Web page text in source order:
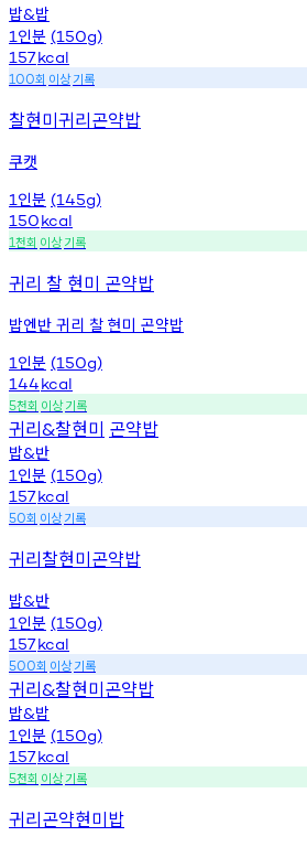
밥&밥
1 인분 (150g)
157kcal
100회 이상기록
찰현미귀리곤약밥
쿠캣
1 인분 (145g)
150kcal
1천회 이상기록
귀리 찰 현미 곤약밥
밥엔반 귀리 찰 현미 곤약밥
1 인분 (150g)
144kcal
5천회 이상기록
귀리&찰현미 곤약밥
밥&반
1 인분 (150g)
157kcal
50회 이상기록
귀리찰현미곤약밥
밥&반
1 인분 (150g)
157kcal
500회 이상기록
귀리&찰현미곤약밥
밥&밥
1 인분 (150g)
157kcal
5천회 이상기록
귀리곤약현미밥